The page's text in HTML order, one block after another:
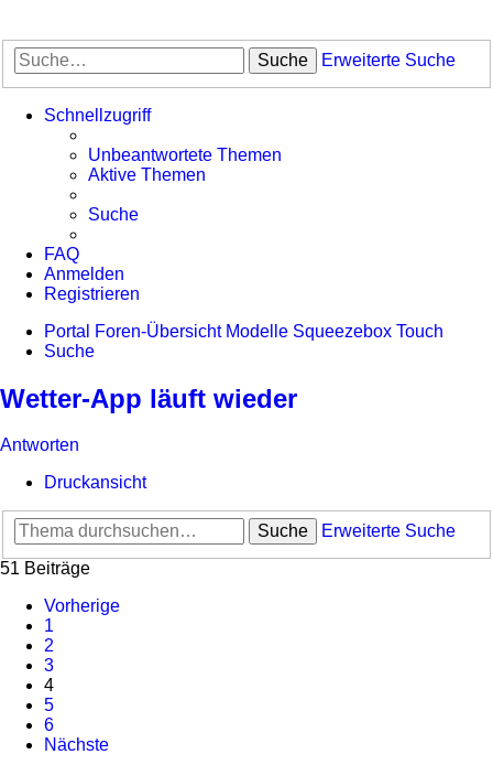
Suche Erweiterte Suche
Schnellzugriff
Unbeantwortete Themen
Aktive Themen
Suche
FAQ
Anmelden
Registrieren
Portal
Foren-Übersicht Modelle Squeezebox Touch
Suche
Wetter-App läuft wieder
Antworten
Druckansicht
Suche
Erweiterte Suche
51 Beiträge
Vorherige
1
2
3
4
5
6
Nächste